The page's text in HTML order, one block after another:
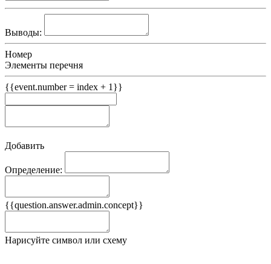
Выводы:
Номер
Элементы перечня
{{event.number = index + 1}}
Добавить
Определение:
{{question.answer.admin.concept}}
Нарисуйте символ или схему